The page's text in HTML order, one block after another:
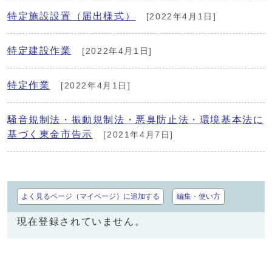
特定施設設置（届出様式） [2022年4月1日]
特定建設作業 [2022年4月1日]
特定作業 [2022年4月1日]
騒音規制法・振動規制法・悪臭防止法・環境基本法に
基づく東金市告示
[2021年4月7日]
よく見るページ（マイページ）に追加する 編集・使い方
現在登録されていません。